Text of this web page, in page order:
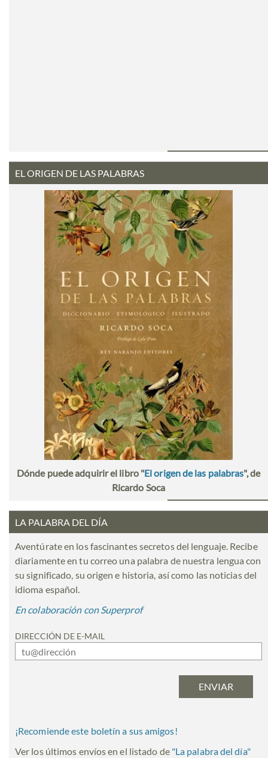
EL ORIGEN DE LAS PALABRAS
Dónde puede adquirir el libro "El origen de las palabras", de
Ricardo Soca
LA PALABRA DEL DÍA
Aventúrate en los fascinantes secretos del lenguaje. Recibe
diariamente en tu correo una palabra de nuestra lengua con
su significado, su origen e historia, así como las noticias del
idioma español.
En colaboración con Superprof
DIRECCIÓN DE E-MAIL
¡Recomiende este boletín a sus amigos!
Ver los últimos envíos en el listado de "La palabra del día"